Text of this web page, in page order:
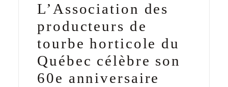
L’Association des
producteurs de
tourbe horticole du
Québec célèbre son
60e anniversaire